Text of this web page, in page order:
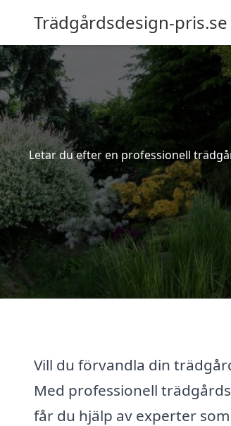
Trädgårdsdesign-pris.se
Letar du efter en professionell
Vill du förvandla din
Med professionell
får du hjälp av experter